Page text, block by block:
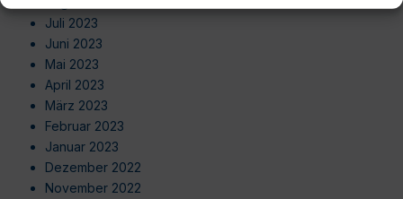
Juli 2023
Juni 2023
Mai 2023
April 2023
März 2023
Februar 2023
Januar 2023
Dezember 2022
November 2022